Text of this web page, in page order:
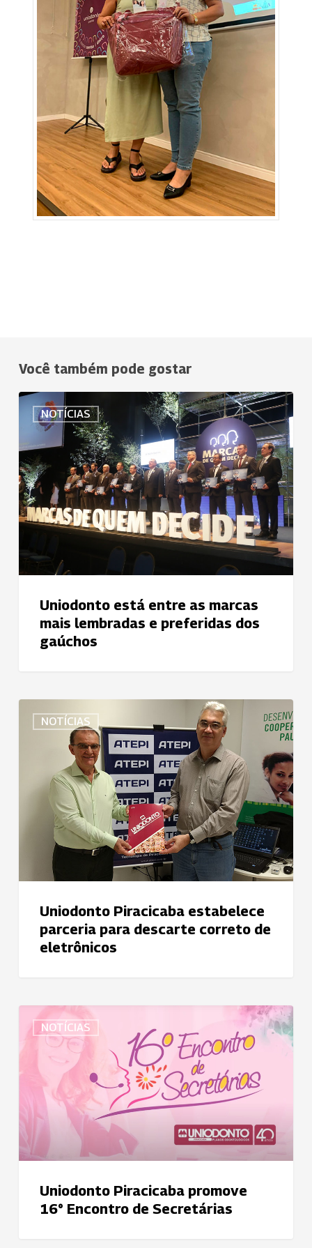
Você também pode gostar
NOTÍCIAS
Uniodonto
está
as
marcas
mais
lembradas
e
dos
Uniodonto está entre as marcas
mais lembradas e preferidas dos
gaúchos
NOTÍCIAS
Piracicaba
estabelece
correto
eletrônicos
Uniodonto Piracicaba estabelece
parceria para descarte correto de
eletrônicos
NOTÍCIAS
Uniodonto
Piracicaba
promove
Encontro
Secretárias
Uniodonto Piracicaba promove
16° Encontro de Secretárias